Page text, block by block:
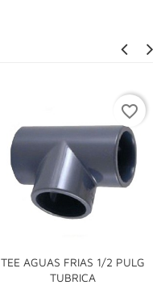
TEE AGUAS FRIAS 1/2 PULG
TUBRICA
favorite_border